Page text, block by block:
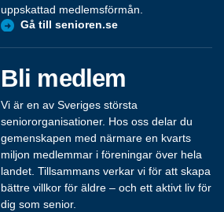
uppskattad medlemsförmån.
Gå till senioren.se
Bli medlem
Vi är en av Sveriges största
seniororganisationer. Hos oss delar du
gemenskapen med närmare en kvarts
miljon medlemmar i föreningar över hela
landet. Tillsammans verkar vi för att skapa
bättre villkor för äldre – och ett aktivt liv för
dig som senior.